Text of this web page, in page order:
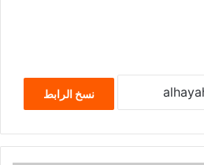
نسخ الرابط